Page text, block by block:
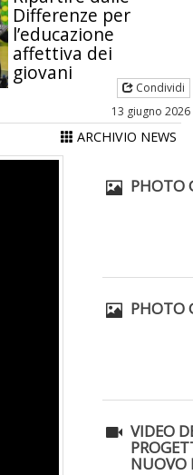
Differenze per
l’educazione
affettiva dei
giovani
Condividi
13 giugno 2026
ARCHIVIO NEWS
PHOTO
PHOTO
VIDEO
NUOVO